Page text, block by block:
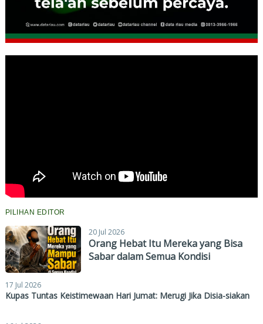
PILIHAN EDITOR
20 Jul 2026
Orang Hebat Itu Mereka yang Bisa
Sabar dalam Semua Kondisi
17 Jul 2026
Kupas Tuntas Keistimewaan Hari Jumat: Merugi Jika Disia-siakan